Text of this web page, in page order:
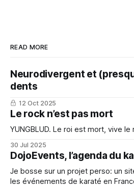
READ MORE
Neurodivergent et
dents
12 Oct 2025
Le rock n’est pas mort
YUNGBLUD. Le roi est mort, vive le
30 Jul 2025
DojoEvents, l’agenda du
Je bosse sur un projet perso: un
les événements de karaté en